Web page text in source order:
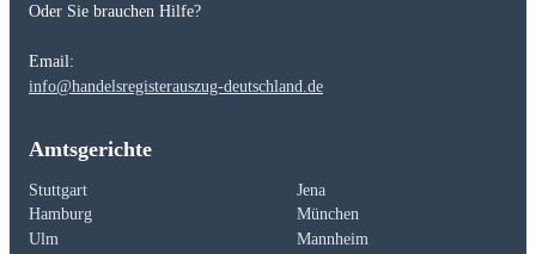
Oder Sie brauchen Hilfe?
Email:
info@handelsregisterauszug-deutschland.de
Amtsgerichte
Stuttgart
Jena
Hamburg
München
Ulm
Mannheim